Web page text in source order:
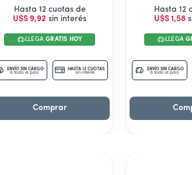
Hasta 12 cuotas de
U$S 9,92 sin interés
LLEGAGRATIS HOY
ENVÍO SIN CARGO
a todo el país
HASTA 12 CUOTAS
sin interés
Comprar
Hasta 12
U$S 1,58
LLEGA
ENVÍO SIN CARGO
a todo el país